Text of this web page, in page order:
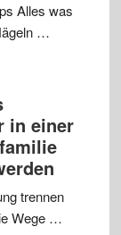
Alles was
…
in einer
trennen
Wege …